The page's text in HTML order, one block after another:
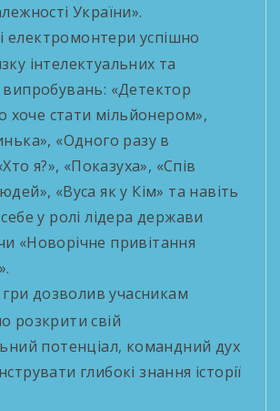
України».
електромонтери успішно
інтелектуальних та
«Детектор
хоче стати мільйонером»,
«Одного разу в
я?», «Показуха», «Спів
«Вуса як у Кім» та навіть
у ролі лідера держави
«Новорічне привітання
дозволив учасникам
розкрити свій
потенціал, командний дух
глибокі знання історії